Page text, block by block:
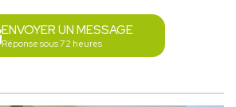
ENVOYER UN MESSAGE
Réponse sous 72 heures